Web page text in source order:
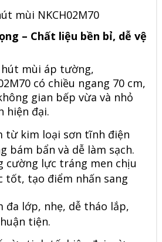
– Chất liệu bền bỉ, dễ vệ
mùi áp tường,
có chiều ngang 70 cm,
gian bếp vừa và nhỏ
hiện đại.
từ kim loại sơn tĩnh điện
bám bẩn và dễ làm sạch.
cường lực tráng men chịu
tốt, tạo điểm nhấn sang
đa lớp, nhẹ, dễ tháo lắp,
tiện.